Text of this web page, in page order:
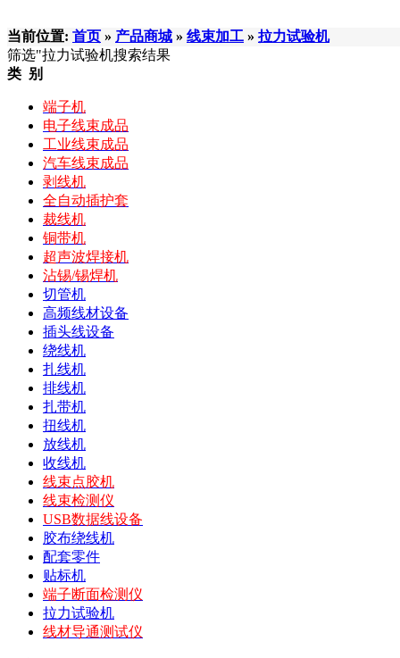
当前位置: 首页 » 产品商城 » 线束加工 » 拉力试验机
筛选"拉力试验机搜索结果
类 别
端子机
电子线束成品
工业线束成品
汽车线束成品
剥线机
全自动插护套
裁线机
铜带机
超声波焊接机
沾锡/锡焊机
切管机
高频线材设备
插头线设备
绕线机
扎线机
排线机
扎带机
扭线机
放线机
收线机
线束点胶机
线束检测仪
USB数据线设备
胶布绕线机
配套零件
贴标机
端子断面检测仪
拉力试验机
线材导通测试仪